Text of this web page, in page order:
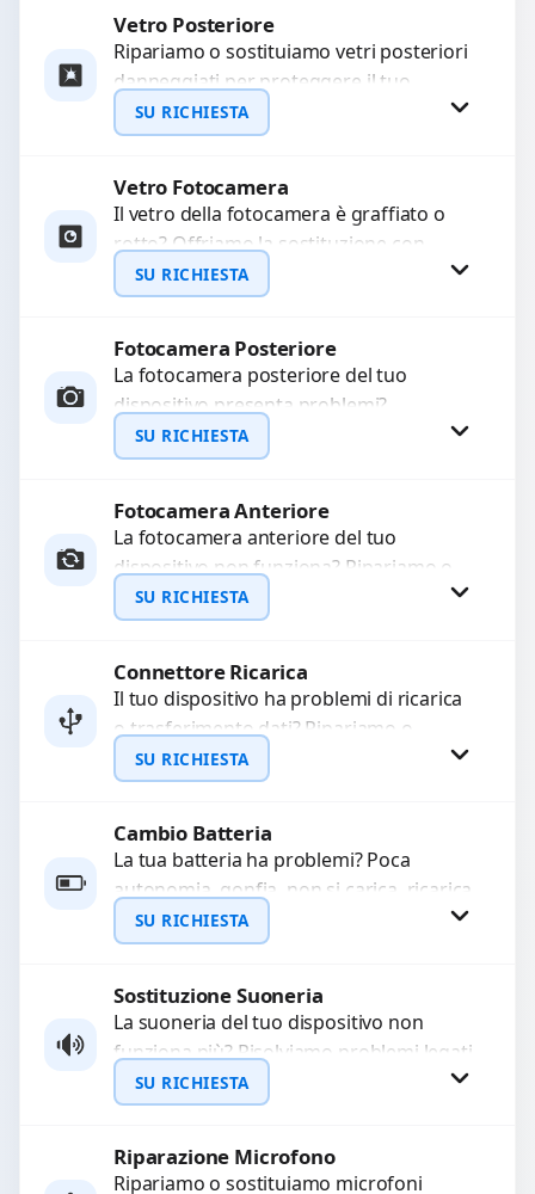
Richiedi Preventivo
WhatsApp
Vetro Posteriore
Ripariamo o sostituiamo vetri posteriori
danneggiati per proteggere il tuo
dispositivo e ripristinare l’estetica
originale. Utilizziamo ricambi di alta
SU RICHIESTA
Richiedi Preventivo
WhatsApp
Vetro Fotocamera
Il vetro della fotocamera è graffiato o
rotto? Offriamo la sostituzione con
ricambi di alta qualità garantiti per 3
mesi....
SU RICHIESTA
Richiedi Preventivo
WhatsApp
Fotocamera Posteriore
La fotocamera posteriore del tuo
dispositivo presenta problemi?
Interveniamo per risolvere guasti come
immagini sfocate, messa a fuoco non
SU RICHIESTA
Richiedi Preventivo
WhatsApp
Fotocamera Anteriore
La fotocamera anteriore del tuo
dispositivo non funziona? Ripariamo o
sostituiamo fotocamere guaste con
problemi come immagini sfocate, messa
SU RICHIESTA
Richiedi Preventivo
WhatsApp
Connettore Ricarica
Il tuo dispositivo ha problemi di ricarica
o trasferimento dati? Ripariamo o
sostituiamo connettori di ricarica guasti,
rotti, allentati, danneggiati,...
SU RICHIESTA
Richiedi Preventivo
WhatsApp
Cambio Batteria
La tua batteria ha problemi? Poca
autonomia, gonfia, non si carica, ricarica
lenta o cicli di ricarica esauriti?
Sostituiamo la...
SU RICHIESTA
Richiedi Preventivo
WhatsApp
Sostituzione Suoneria
La suoneria del tuo dispositivo non
funziona più? Risolviamo problemi legati
a moduli audio difettosi con interventi
precisi e componenti...
SU RICHIESTA
Richiedi Preventivo
Riparazione Microfono
Ripariamo o sostituiamo microfoni